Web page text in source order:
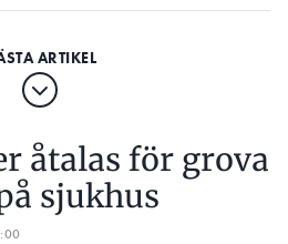
åtalas för grova
sjukhus